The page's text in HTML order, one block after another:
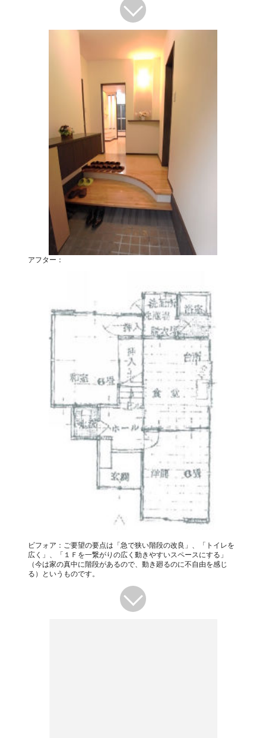
アフター：
ビフォア：ご要望の要点は「急で狭い階段の改良」、「トイレを
広く」、「１Ｆを一繋がりの広く動きやすいスペースにする」
（今は家の真中に階段があるので、動き廻るのに不自由を感じ
る）というものです。